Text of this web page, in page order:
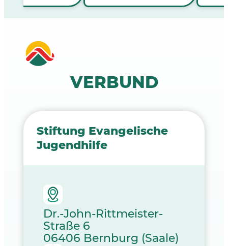
VERBUND
Stiftung Evangelische
Jugendhilfe
Dr.-John-Rittmeister-
Straße 6
06406 Bernburg (Saale)